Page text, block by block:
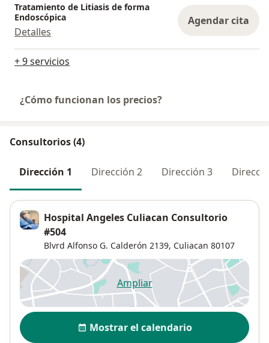
Tratamiento de Litiasis de forma
Endoscópica
Detalles
Agendar cita
+ 9 servicios
¿Cómo funcionan los precios?
Consultorios (4)
Dirección 1 Dirección 2 Dirección 3
Hospital Angeles Culiacan Consultorio
#504
Blvrd Alfonso G. Calderón 2139, Culiacan 80107
Ampliarse abre en una nueva
Disponibilidad
Mostrar el calendario